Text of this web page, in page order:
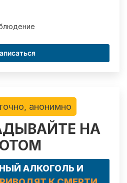
анонимно
НА
АЛКОГОЛЬ И